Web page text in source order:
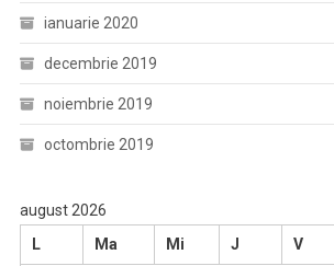
ianuarie 2020
decembrie 2019
noiembrie 2019
octombrie 2019
august 2026
L
Ma Mi J V